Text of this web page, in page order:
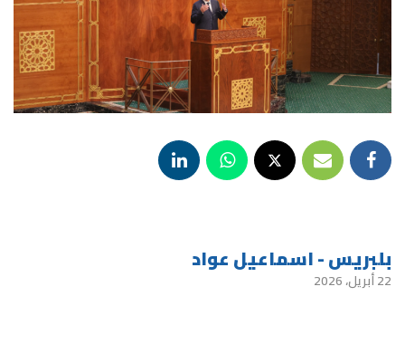
بلبريس - اسماعيل عواد
22 أبريل، 2026